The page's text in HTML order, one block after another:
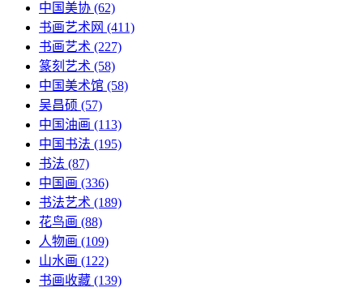
中国美协 (62)
书画艺术网 (411)
书画艺术 (227)
篆刻艺术 (58)
中国美术馆 (58)
吴昌硕 (57)
中国油画 (113)
中国书法 (195)
书法 (87)
中国画 (336)
书法艺术 (189)
花鸟画 (88)
人物画 (109)
山水画 (122)
书画收藏 (139)